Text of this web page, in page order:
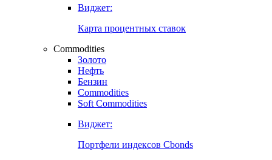
Виджет:
Карта процентных ставок
Commodities
Золото
Нефть
Бензин
Commodities
Soft Commodities
Виджет:
Портфели индексов Cbonds